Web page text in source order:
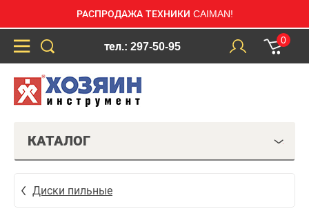
РАСПРОДАЖА ТЕХНИКИ CAIMAN!
тел.: 297-50-95
0
КАТАЛОГ
Диски пильные